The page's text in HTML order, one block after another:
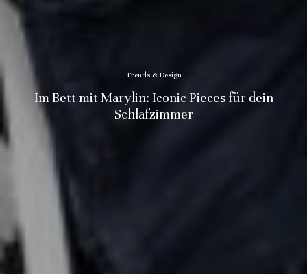
Trends & Design
Im Bett mit Marylin: Iconic Pieces für dein
Schlafzimmer